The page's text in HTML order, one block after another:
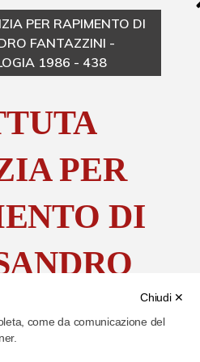
PER RAPIMENTO DI
FANTAZZINI -
1986 - 438
PER
DI
Chiudi ✕
come da comunicazione del